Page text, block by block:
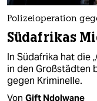
Polizeioperation
Südafrikas
In Südafrika hat die
in den Großstädten
gegen Kriminelle.
Von Gift Ndolwane